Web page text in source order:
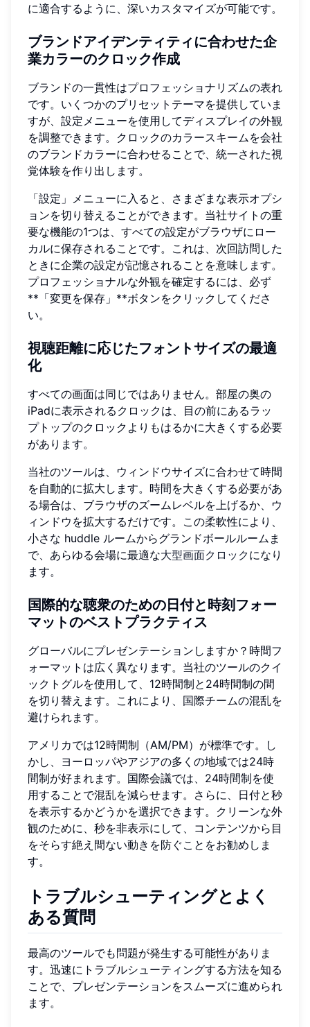
に適合するように、深いカスタマイズが可能です。
ブランドアイデンティティに合わせた企
業カラーのクロック作成
ブランドの一貫性はプロフェッショナリズムの表れ
です。いくつかのプリセットテーマを提供していま
すが、設定メニューを使用してディスプレイの外観
を調整できます。クロックのカラースキームを会社
のブランドカラーに合わせることで、統一された視
覚体験を作り出します。
「設定」メニューに入ると、さまざまな表示オプシ
ョンを切り替えることができます。当社サイトの重
要な機能の1つは、すべての設定がブラウザにロー
カルに保存されることです。これは、次回訪問した
ときに企業の設定が記憶されることを意味します。
プロフェッショナルな外観を確定するには、必ず
**「変更を保存」**ボタンをクリックしてくださ
い。
視聴距離に応じたフォントサイズの最適
化
すべての画面は同じではありません。部屋の奥の
iPadに表示されるクロックは、目の前にあるラッ
プトップのクロックよりもはるかに大きくする必要
があります。
当社のツールは、ウィンドウサイズに合わせて時間
を自動的に拡大します。時間を大きくする必要があ
る場合は、ブラウザのズームレベルを上げるか、ウ
ィンドウを拡大するだけです。この柔軟性により、
小さな huddle ルームからグランドボールルームま
で、あらゆる会場に最適な大型画面クロックになり
ます。
国際的な聴衆のための日付と時刻フォー
マットのベストプラクティス
グローバルにプレゼンテーションしますか？時間フ
ォーマットは広く異なります。当社のツールのクイ
ックトグルを使用して、12時間制と24時間制の間
を切り替えます。これにより、国際チームの混乱を
避けられます。
アメリカでは12時間制（AM/PM）が標準です。し
かし、ヨーロッパやアジアの多くの地域では24時
間制が好まれます。国際会議では、24時間制を使
用することで混乱を減らせます。さらに、日付と秒
を表示するかどうかを選択できます。クリーンな外
観のために、秒を非表示にして、コンテンツから目
をそらす絶え間ない動きを防ぐことをお勧めしま
す。
トラブルシューティングとよく
ある質問
最高のツールでも問題が発生する可能性がありま
す。迅速にトラブルシューティングする方法を知る
ことで、プレゼンテーションをスムーズに進められ
ます。